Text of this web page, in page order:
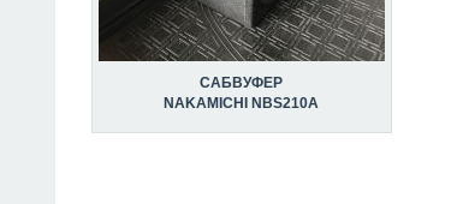
САБВУФЕР
NAKAMICHI NBS210A